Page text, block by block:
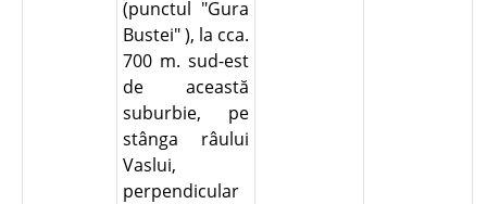
(punctul "Gura
Bustei" ), la cca.
700 m. sud-est
de această
suburbie, pe
stânga râului
Vaslui,
perpendicular